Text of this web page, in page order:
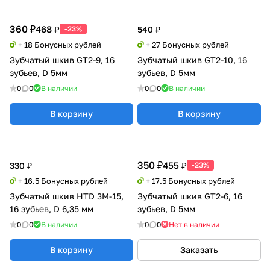
360 ₽468 ₽ -23%
+ 18 Бонусных рублей
Зубчатый шкив GT2-9, 16
зубьев, D 5мм
0 0 В наличии
В корзину
540 ₽
+ 27 Бонусных рублей
Зубчатый шкив GT2-10, 16
зубьев, D 5мм
0 0 В наличии
В корзину
330 ₽
+ 16.5 Бонусных рублей
Зубчатый шкив HTD 3M-15,
16 зубьев, D 6,35 мм
0 0 В наличии
В корзину
350 ₽455 ₽ -23%
+ 17.5 Бонусных рублей
Зубчатый шкив GT2-6, 16
зубьев, D 5мм
0 0 Нет в наличии
Заказать